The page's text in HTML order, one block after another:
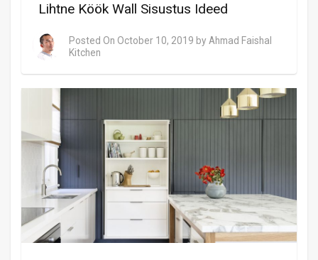
Lihtne Köök Wall Sisustus Ideed
Posted On October 10, 2019 by Ahmad Faishal
Kitchen